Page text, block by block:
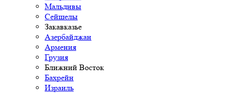
Мальдивы
Сейшелы
Закавказье
Азербайджан
Армения
Грузия
Ближний Восток
Бахрейн
Израиль